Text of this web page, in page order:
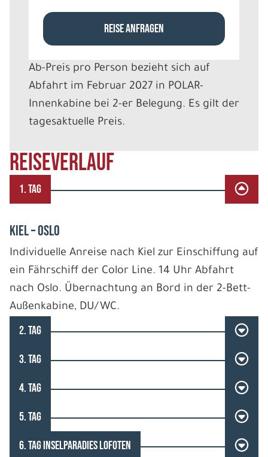
Reiseverlauf
1. TAG
Kiel – Oslo
Individuelle Anreise nach Kiel zur Einschiffung auf
ein Fährschiff der Color Line. 14 Uhr Abfahrt
nach Oslo. Übernachtung an Bord in der 2-Bett-
Außenkabine, DU/WC.
2. TAG
3. TAG
4. TAG
5. TAG
6. TAG INSELPARADIES LOFOTEN
REISE ANFRAGEN
Ab-Preis pro Person bezieht sich auf
Abfahrt im Februar 2027 in POLAR-
Innenkabine bei 2-er Belegung. Es gilt der
tagesaktuelle Preis.